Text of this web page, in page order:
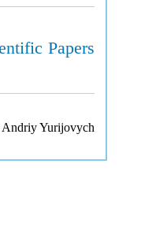
Papers
Andriy Yurijovych